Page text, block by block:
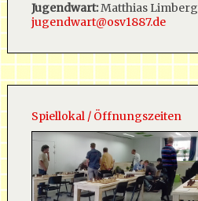
Jugendwart:Matthias Limberg
jugendwart@osv1887.de
Spiellokal / Öffnungszeiten